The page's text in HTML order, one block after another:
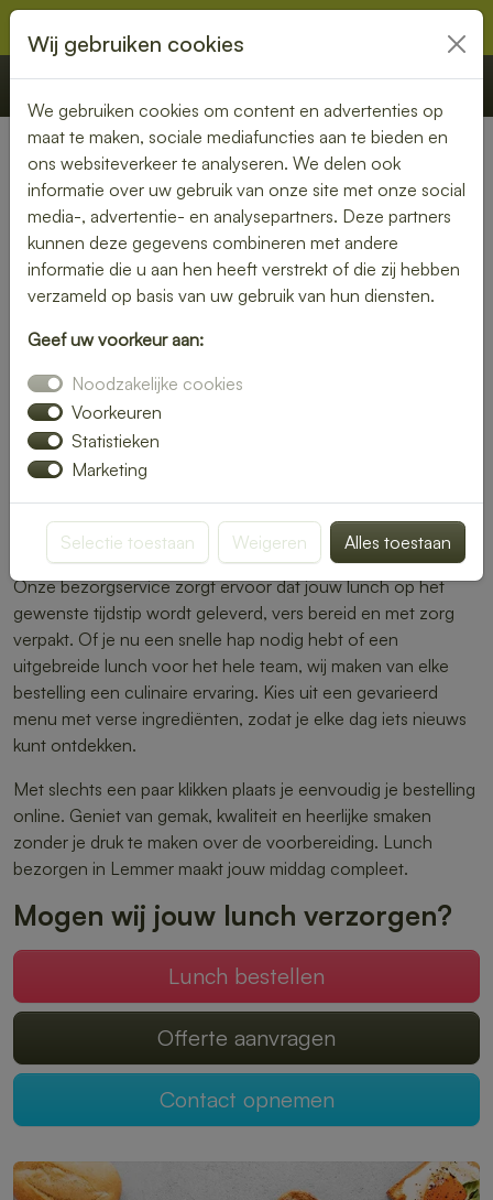
€ 0,00 Offerte Bestellen
Nederland»Friesland» Lemmer
Lunch laten bezorgen in
Lemmer – vers, snel en
smaakvol
maken? Laat je lunch bezorgen in Lemmer en geniet van
verse, smaakvolle gerechten zonder gedoe. Of je nu op
kantoor bent, thuiswerkt of gewoon zin hebt in een
ontspannen middagpauze, een bezorgde lunch is altijd een
warme maaltijden – er is altijd iets dat perfect aansluit bij
jouw smaak.
Onze bezorgservice zorgt ervoor dat jouw lunch op het
gewenste tijdstip wordt geleverd, vers bereid en met zorg
verpakt. Of je nu een snelle hap nodig hebt of een
uitgebreide lunch voor het hele team, wij maken van elke
bestelling een culinaire ervaring. Kies uit een gevarieerd
menu met verse ingrediënten, zodat je elke dag iets nieuws
kunt ontdekken.
Met slechts een paar klikken plaats je eenvoudig je bestelling
online. Geniet van gemak, kwaliteit en heerlijke smaken
zonder je druk te maken over de voorbereiding. Lunch
bezorgen in Lemmer maakt jouw middag compleet.
Mogen wij jouw lunch verzorgen?
Lunch bestellen
Offerte aanvragen
Contact opnemen
Wij gebruiken cookies
We gebruiken cookies om content en advertenties op
maat te maken, sociale mediafuncties aan te bieden en
ons websiteverkeer te analyseren. We delen ook
informatie over uw gebruik van onze site met onze social
media-, advertentie- en analysepartners. Deze partners
kunnen deze gegevens combineren met andere
informatie die u aan hen heeft verstrekt of die zij hebben
verzameld op basis van uw gebruik van hun diensten.
Geef uw voorkeur aan:
Noodzakelijke cookies
Voorkeuren
Statistieken
Marketing
Selectie toestaan Weigeren Alles toestaan